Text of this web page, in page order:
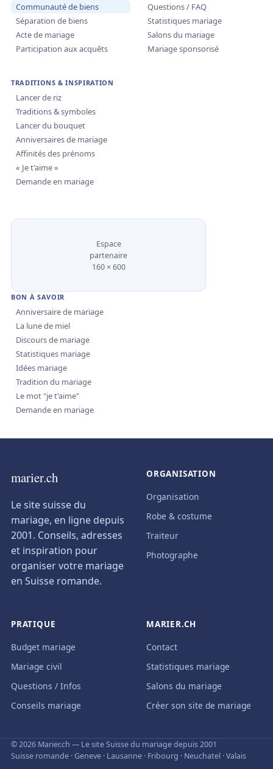
Communauté de biens
Séparation de biens
Acte de mariage
Participation aux acquêts
Questions / FAQ
Statistiques mariage
Salons du mariage
Mariage sponsorisé
TRADITIONS & INSPIRATION
Lancer de riz
Traditions & symboles
Lancer du bouquet
Anniversaires de mariage
Affinités des prénoms
« Je t'aime »
Demande en mariage
Espace
partenaire
160 × 600
BON À SAVOIR
Anniversaire de mariage
La lune de miel
Discours de mariage
Statistiques mariage
Idées mariage
Tradition du mariage
Le mot "je t'aime"
Demande en mariage
marier.ch
Le site suisse du
mariage, en ligne depuis
2001. Conseils, adresses
et inspiration pour
organiser votre mariage
en Suisse romande.
ORGANISATION
Organisation
Robe & costume
Traiteur
Photographe
PRATIQUE
Budget mariage
Mariage civil
Questions / Infos
Conseils mariage
MARIER.CH
Contact
Statistiques mariage
Salons du mariage
Créer son site de mariage
© 2026 Marier.ch — Le site Suisse du mariage depuis 2001
Suisse romande · Geneve · Lausanne · Fribourg · Neuchatel · Valais